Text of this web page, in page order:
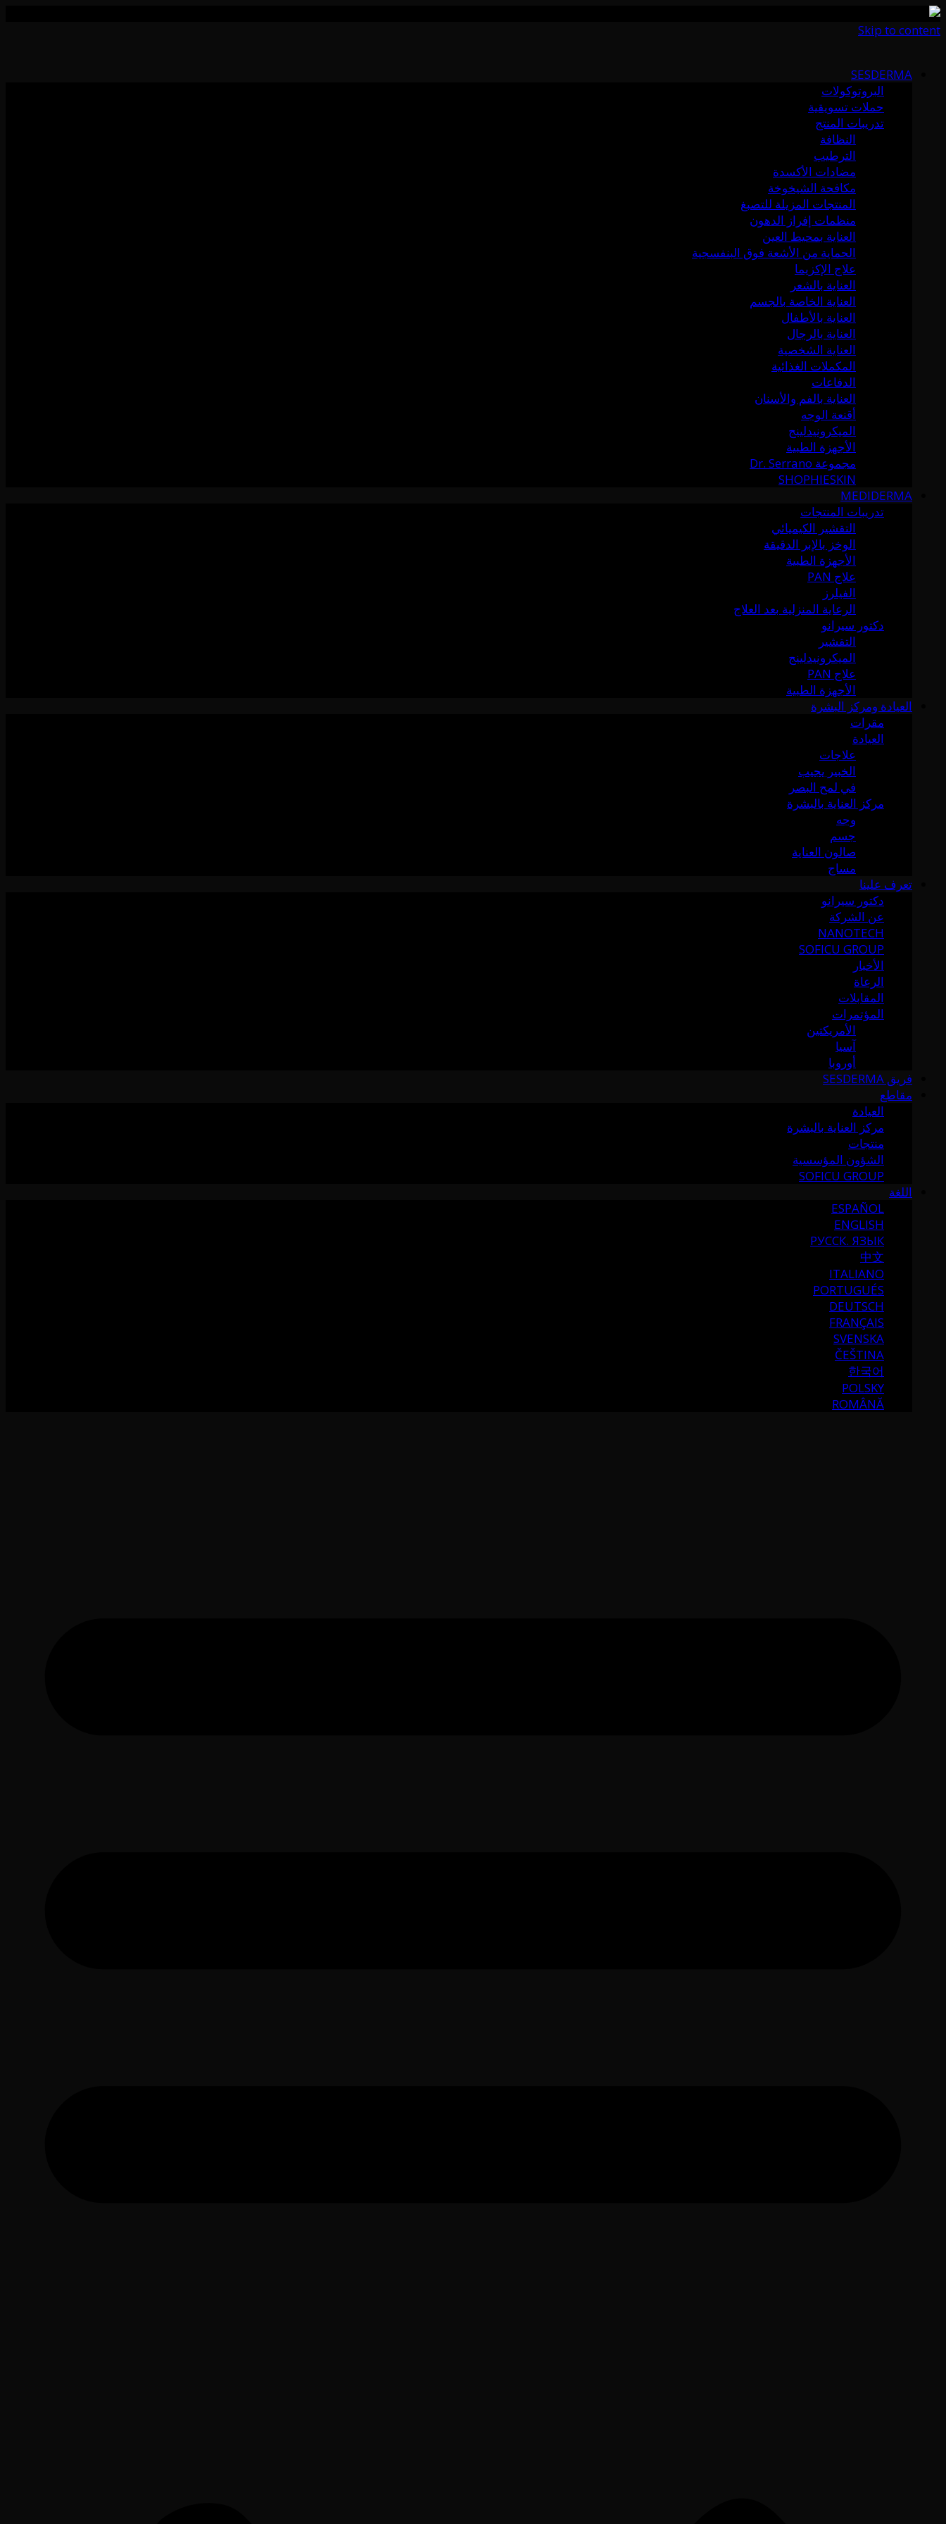
Skip to content
SESDERMA
البروتوكولات
حملات تسويقية
تدريبات المنتج
النظافة
الترطيب
مضادات الأكسدة
مكافحة الشيخوخة
المنتجات المزيلة للتصبغ
منظمات إفراز الدهون
العناية بمحيط العين
الحماية من الأشعة فوق البنفسجية
علاج الإكزيما
العناية بالشعر
العناية الخاصة بالجسم
العناية بالأطفال
العناية بالرجال
العناية الشخصية
المكملات الغذائية
الدفاعات
العناية بالفم والأسنان
أقنعة الوجه
الميكرونيدلينج
الأجهزة الطبية
مجموعة Dr. Serrano
SHOPHIESKIN
MEDIDERMA
تدريبات المنتجات
التقشير الكيميائي
الوخز بالإبر الدقيقة
الأجهزة الطبية
علاج PAN
الفيلرز
الرعاية المنزلية بعد العلاج
دكتور سيرانو
التقشير
الميكرونيدلينج
علاج PAN
الأجهزة الطبية
العيادة ومركز البشرة
مقرات
العيادة
علاجات
الخبير يجيب
في لمح البصر
مركز العناية بالبشرة
وجه
جسم
صالون العناية
مساج
تعرف علينا
دكتور سيرانو
عن الشركة
NANOTECH
SOFICU GROUP
الأخبار
الرعاة
المقابلات
المؤتمرات
الأمريكتين
آسيا
أوروبا
فريق SESDERMA
مقاطع
العيادة
مركز العناية بالبشرة
منتجات
الشؤون المؤسسية
SOFICU GROUP
اللغة
ESPAÑOL
ENGLISH
РУССК. ЯЗЫК
中文
ITALIANO
PORTUGUÉS
DEUTSCH
FRANÇAIS
SVENSKA
ČEŠTINA
한국어
POLSKY
ROMÂNĂ